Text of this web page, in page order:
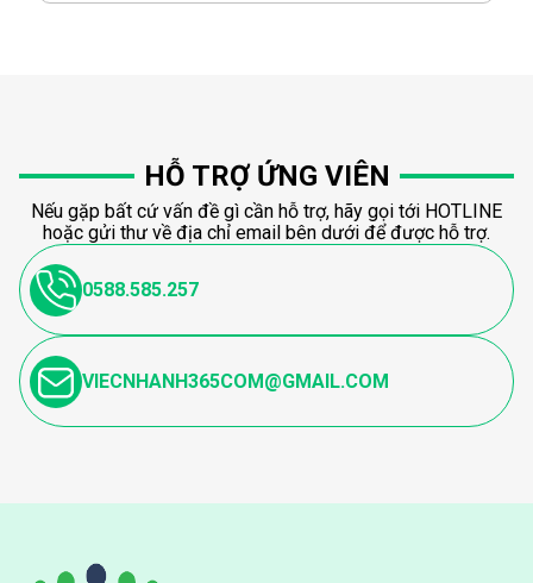
HỖ TRỢ ỨNG VIÊN
Nếu gặp bất cứ vấn đề gì cần hỗ trợ, hãy gọi tới HOTLINE
hoặc gửi thư về địa chỉ email bên dưới để được hỗ trợ.
0588.585.257
VIECNHANH365COM@GMAIL.COM